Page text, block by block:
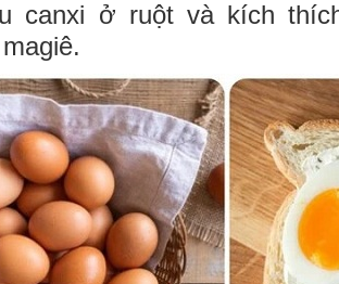
canxi ở ruột và kích